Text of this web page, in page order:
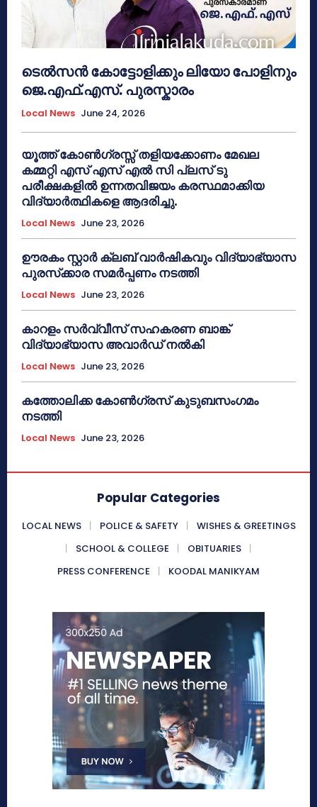
ടെൽസൻ കോട്ടോളിക്കും ലിയോ പോളിനും
ജെ.എഫ്.എസ്. പുരസ്കാരം
Local News June 24, 2026
യൂത്ത് കോൺഗ്രസ്സ് തളിയക്കോണം മേഖല
കമ്മറ്റി എസ് എസ് എൽ സി പ്ലസ് ടു
പരീക്ഷകളിൽ ഉന്നതവിജയം കരസ്ഥമാക്കിയ
വിദ്യാർത്ഥികളെ ആദരിച്ചു.
Local News June 23, 2026
ഊരകം സ്റ്റാർ ക്ലബ് വാർഷികവും വിദ്യാഭ്യാസ
പുരസ്‌ക്കാര സമർപ്പണം നടത്തി
Local News June 23, 2026
കാറളം സർവ്വീസ് സഹകരണ ബാങ്ക്
വിദ്യാഭ്യാസ അവാർഡ് നൽകി
Local News June 23, 2026
കത്തോലിക്ക കോൺഗ്രസ് കുടുബസംഗമം
നടത്തി
Local News June 23, 2026
Popular Categories
LOCAL NEWS POLICE & SAFETY
WISHES & GREETINGS
SCHOOL & COLLEGE
OBITUARIES
PRESS CONFERENCE
KOODAL MANIKYAM